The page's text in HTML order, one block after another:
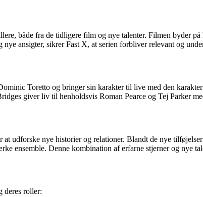
både fra de tidligere film og nye talenter. Filmen byder
ansigter, sikrer Fast X, at serien forbliver relevant og
Toretto og bringer sin karakter til live med den
giver liv til henholdsvis Roman Pearce og Tej Parker
udforske nye historier og relationer. Blandt de nye
ensemble. Denne kombination af erfarne stjerner og nye
deres roller: